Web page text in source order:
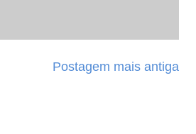
Postagem mais antiga